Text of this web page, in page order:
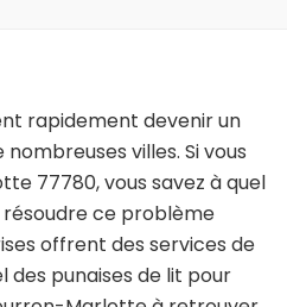
rapidement devenir un
villes. Si vous
77780, vous savez à quel
ce problème
offrent des services de
punaises de lit pour